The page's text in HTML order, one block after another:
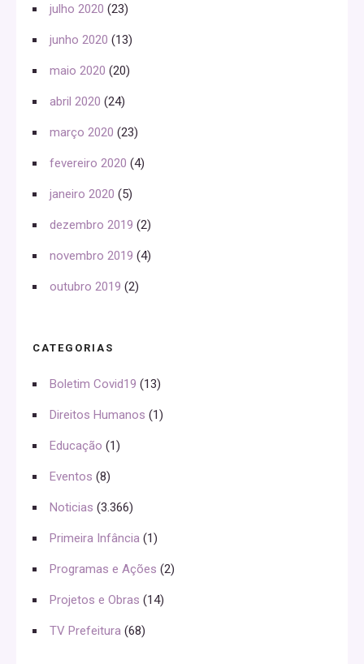
julho 2020 (23)
junho 2020 (13)
maio 2020 (20)
abril 2020 (24)
março 2020 (23)
fevereiro 2020 (4)
janeiro 2020 (5)
dezembro 2019 (2)
novembro 2019 (4)
outubro 2019 (2)
CATEGORIAS
Boletim Covid19 (13)
Direitos Humanos (1)
Educação (1)
Eventos (8)
Noticias (3.366)
Primeira Infância (1)
Programas e Ações (2)
Projetos e Obras (14)
TV Prefeitura (68)